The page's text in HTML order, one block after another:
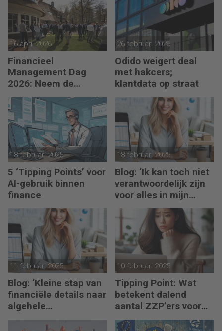
16 april 2026
Financieel
Management Dag
2026: Neem de
toekomst in eigen
hand
26 februari 2026
Odido weigert deal
met hakcers;
klantdata op straat
18 februari 2025
5 ‘Tipping Points’ voor
AI-gebruik binnen
finance
18 februari 2025
Blog: ‘Ik kan toch niet
verantwoordelijk zijn
voor alles in mijn
waardeketen?’
11 februari 2025
Blog: ‘Kleine stap van
financiële details naar
algehele
duurzaamheid ‘
10 februari 2025
Tipping Point: Wat
betekent dalend
aantal ZZP’ers voor
financiële planning?